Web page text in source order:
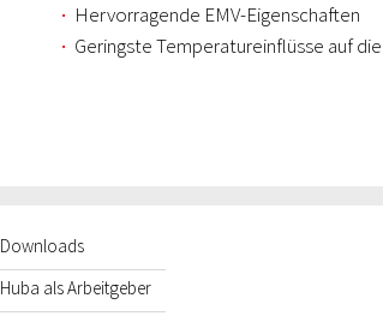
Hervorragende EMV-Eigenschaften
Geringste Temperatureinflüsse auf
Downloads
Huba als Arbeitgeber